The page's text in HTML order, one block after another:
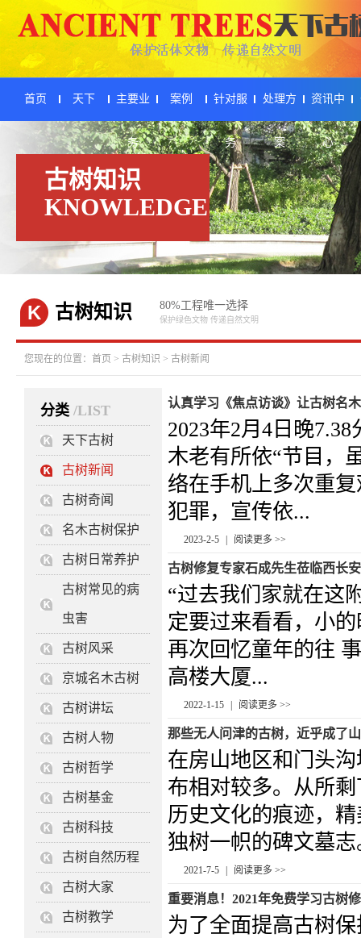
首页 天下 主要业
务
案例 针对服
务
处理方
案
资讯中
心
古树知识
KNOWLEDGE
K 古树知识 80%工程唯一选择
保护绿色文物 传递自然文明
您现在的位置： 首页 > 古树知识 > 古树新闻
分类/LIST
天下古树
古树新闻
古树奇闻
名木古树保护
古树日常养护
古树常见的病
虫害
古树风采
京城名木古树
古树讲坛
古树人物
古树哲学
古树基金
古树科技
古树自然历程
古树大家
古树教学
认真学习《焦点访谈》让古树名
2023年2月4日晚
木老有所依“节目，
络在手机上多次重
犯罪，宣传依...
2023-2-5 阅读更多 >>
古树修复专家石成先生莅临西长
“过去我们家就在这
定要过来看看，小
再次回忆童年的往
高楼大厦...
2022-1-15 阅读更多 >>
那些无人问津的古树，近乎成了
在房山地区和门头
布相对较多。从所
历史文化的痕迹，
独树一帜的碑文墓
2021-7-5 阅读更多 >>
重要消息！2021年免费学习古树
为了全面提高古树